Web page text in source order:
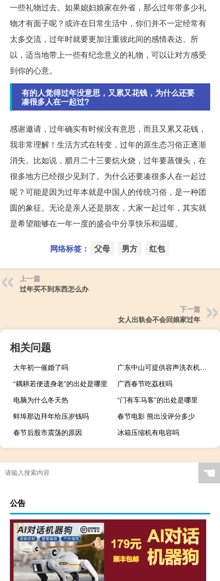
一些礼物过去。如果媳妇娘家在外省，那么过年带多少礼
物才有面子呢？或许在日常生活中，你们并不一定经常有
太多交流，过年时就要更加注重彼此间的感情表达。所
以，适当地带上一些有纪念意义的礼物，可以让对方感受
到你的心意。
有的人觉得过年没意思，又累又花钱，为什么还要
凑很多人在一起过?
感谢邀请，过年确实有时候没有意思，而且又累又花钱，
我非常理解！生活方式在转变，过年的原生态习俗正逐渐
消失。比如说，腊月二十三要炕火烧，过年要蒸馒头，在
很多地方已经很少见到了。为什么还要凑很多人在一起过
呢？可能是因为过年本就是中国人的传统习俗，是一种团
圆的象征。无论是亲人还是朋友，大家一起过年，其实就
是希望能够在一年一度的盛会中分享快乐和温暖。
网络标签： 父母 男方 红包
上一篇
过年买不到东西怎么办
下一篇
女人出轨会不会回娘家过年
相关问题
大年初一催婚了吗
广东中山可提供容声洗衣机维修服务地址在哪
“耦耕若便遗身老”的出处是哪里
广西春节吃荔枝吗
电脑为什么冬天热
“门有车马客”的出处是哪里
蚌埠那边拜年给压岁钱吗
春节电影 熊出没评分多少
春节后股市震荡的原因
冰箱压缩机有电容吗
☚
公告